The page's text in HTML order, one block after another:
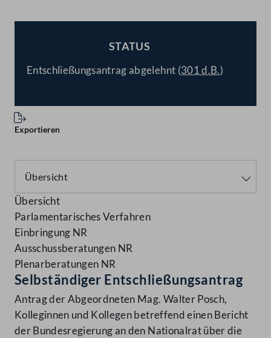
STATUS
Entschließungsantrag abgelehnt (301 d.B.)
Exportieren
Übersicht
Parlamentarisches Verfahren
Einbringung NR
Ausschussberatungen NR
Plenarberatungen NR
Selbständiger Entschließungsantrag
Antrag der Abgeordneten Mag. Walter Posch,
Kolleginnen und Kollegen betreffend einen Bericht
der Bundesregierung an den Nationalrat über die